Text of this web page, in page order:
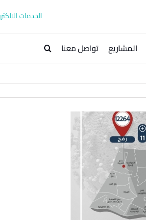
الخدمات
المشاريع تواصل معنا